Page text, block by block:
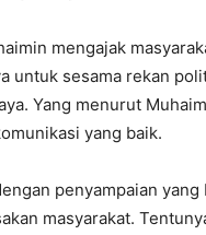
mengajak
untuk sesama rekan
Yang menurut
yang baik.
penyampaian
masyarakat.